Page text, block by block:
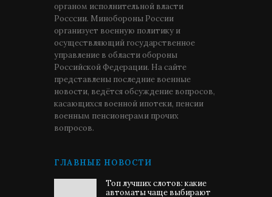
органом исполнительной власти
Росссии. Минобороны России
организует военную политику и
осуществляющий государственное
управление в области обороны
Российской Федерации. На сайте
представлены последние военные
новости, ведётся обсуждение вопросов,
касающихся военной ипотеки, пенсии
военным пенсионерами прочих
вопросов.
ГЛАВНЫЕ НОВОСТИ
Топ лучших слотов: какие
автоматы чаще выбирают